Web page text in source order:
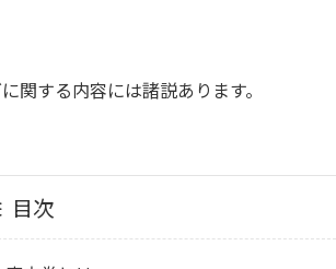
関する内容には諸説あります。
目次